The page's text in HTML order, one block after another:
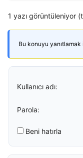
1 yazı görüntüleniyor
Bu konuyu yanıtlamak
Kullanıcı adı:
Parola:
Beni hatırla